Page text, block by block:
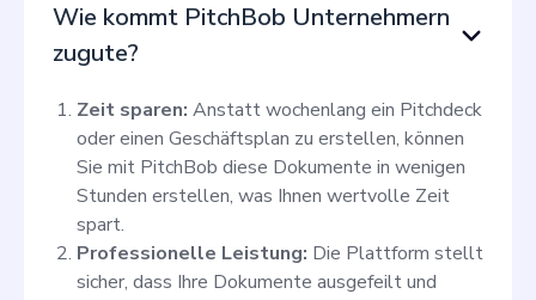
Wie kommt PitchBob Unternehmern
zugute?
Zeit sparen: Anstatt wochenlang ein Pitchdeck
oder einen Geschäftsplan zu erstellen, können
Sie mit PitchBob diese Dokumente in wenigen
Stunden erstellen, was Ihnen wertvolle Zeit
spart.
Professionelle Leistung: Die Plattform stellt
sicher, dass Ihre Dokumente ausgefeilt und